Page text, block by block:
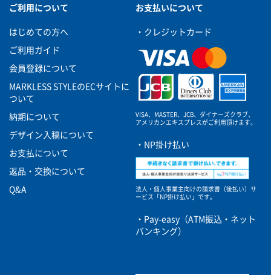
ご利用について
はじめての方へ
ご利用ガイド
会員登録について
MARKLESS STYLEのECサイトに
ついて
納期について
デザイン入稿について
お支払について
返品・交換について
Q&A
お支払いについて
・クレジットカード
VISA、MASTER、JCB、ダイナーズクラブ、
アメリカンエキスプレスがご利用頂けます。
・NP掛け払い
法人・個人事業主向けの請求書（後払い）サ
ービス
「NP掛け払い」です。
・Pay-easy（ATM振込・ネット
バンキング）